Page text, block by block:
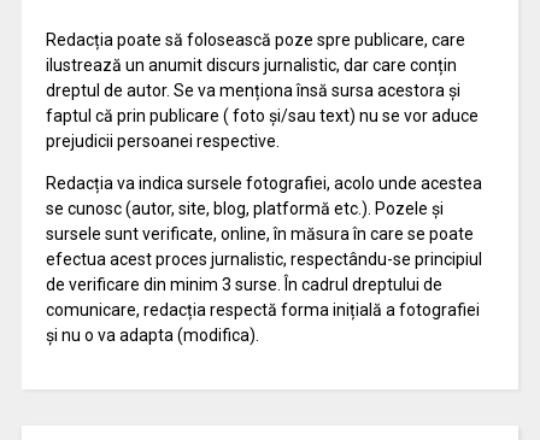
Redacția poate să folosească poze spre publicare, care
ilustrează un anumit discurs jurnalistic, dar care conțin
dreptul de autor. Se va menționa însă sursa acestora și
faptul că prin publicare ( foto și/sau text) nu se vor aduce
prejudicii persoanei respective.
Redacția va indica sursele fotografiei, acolo unde acestea
se cunosc (autor, site, blog, platformă etc.). Pozele și
sursele sunt verificate, online, în măsura în care se poate
efectua acest proces jurnalistic, respectându-se principiul
de verificare din minim 3 surse. În cadrul dreptului de
comunicare, redacția respectă forma inițială a fotografiei
și nu o va adapta (modifica).